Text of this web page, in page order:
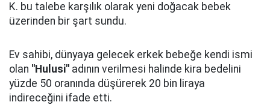
K. bu talebe karşılık olarak yeni doğacak bebek
üzerinden bir şart sundu.
Ev sahibi, dünyaya gelecek erkek bebeğe kendi ismi
olan "Hulusi" adının verilmesi halinde kira bedelini
yüzde 50 oranında düşürerek 20 bin liraya
indireceğini ifade etti.